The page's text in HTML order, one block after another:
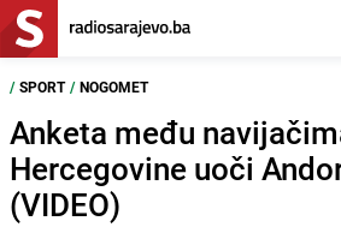
/ SPORT / NOGOMET
Anketa među
Hercegovine uoči
(VIDEO)